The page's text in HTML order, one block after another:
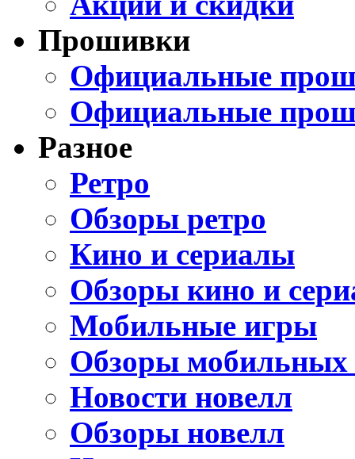
Прошивки
Официальные
Официальные
Разное
Ретро
Обзоры ретро
Кино и сериалы
Обзоры кино и
Мобильные игры
Обзоры мобильных
Новости новелл
Обзоры новелл